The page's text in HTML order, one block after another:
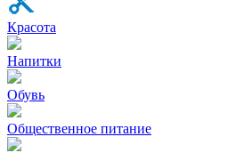
Красота
Напитки
Обувь
Общественное питание